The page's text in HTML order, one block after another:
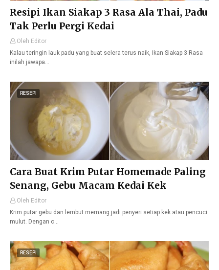
Resipi Ikan Siakap 3 Rasa Ala Thai, Padu
Tak Perlu Pergi Kedai
Oleh Editor
Kalau teringin lauk padu yang buat selera terus naik, Ikan Siakap 3 Rasa
inilah jawapa…
RESEPI
Cara Buat Krim Putar Homemade Paling
Senang, Gebu Macam Kedai Kek
Oleh Editor
Krim putar gebu dan lembut memang jadi penyeri setiap kek atau pencuci
mulut. Dengan c…
RESEPI